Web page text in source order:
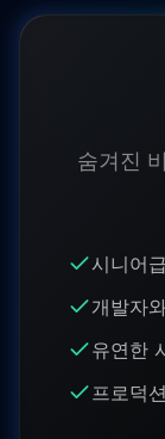
숨겨진
시니어
개발자
유연한
프로덕